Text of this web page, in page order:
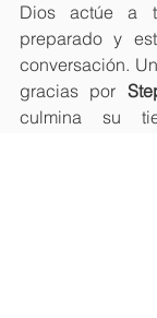
Dios actúe a
preparado y
conversación.
gracias por
culmina su